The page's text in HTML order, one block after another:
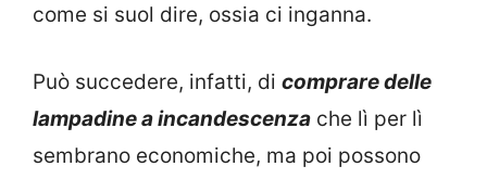
come si suol dire, ossia ci inganna.
Può succedere, infatti, di comprare delle
lampadine a incandescenza che lì per lì
sembrano economiche, ma poi possono